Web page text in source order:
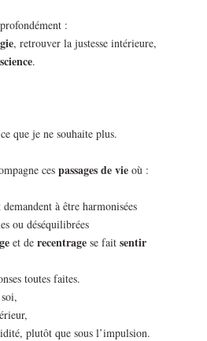
:
, retrouver la justesse intérieure,
.
que je ne souhaite plus.
ces passages de vie où :
à être harmonisées
ou déséquilibrées
et de recentrage se fait sentir
toutes faites.
plutôt que sous l’impulsion.